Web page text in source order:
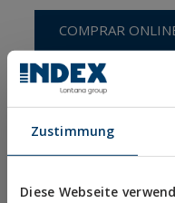
Zustimmung
Diese Webseite
COMPRAR
Mostrar